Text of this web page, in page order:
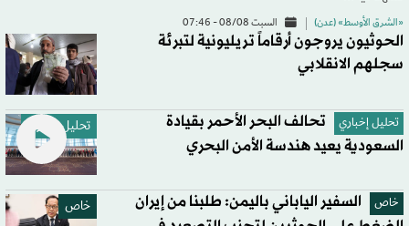
«الشرق الأوسط» (عدن) السبت 08/08 - 07:46
الحوثيون يروجون أرقاماً تريليونية لتبرئة
سجلهم الانقلابي
تحليل إخباري تحليل إخباري
تحالف البحر الأحمر بقيادة
السعودية يعيد هندسة الأمن البحري
خاص خاص
السفير الياباني باليمن: طلبنا من إيران